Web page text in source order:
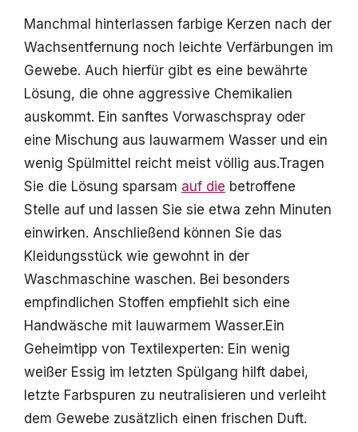
Manchmal hinterlassen farbige Kerzen nach der
Wachsentfernung noch leichte Verfärbungen im
Gewebe. Auch hierfür gibt es eine bewährte
Lösung, die ohne aggressive Chemikalien
auskommt. Ein sanftes Vorwaschspray oder
eine Mischung aus lauwarmem Wasser und ein
wenig Spülmittel reicht meist völlig aus.Tragen
Sie die Lösung sparsam auf die betroffene
Stelle auf und lassen Sie sie etwa zehn Minuten
einwirken. Anschließend können Sie das
Kleidungsstück wie gewohnt in der
Waschmaschine waschen. Bei besonders
empfindlichen Stoffen empfiehlt sich eine
Handwäsche mit lauwarmem Wasser.Ein
Geheimtipp von Textilexperten: Ein wenig
weißer Essig im letzten Spülgang hilft dabei,
letzte Farbspuren zu neutralisieren und verleiht
dem Gewebe zusätzlich einen frischen Duft.